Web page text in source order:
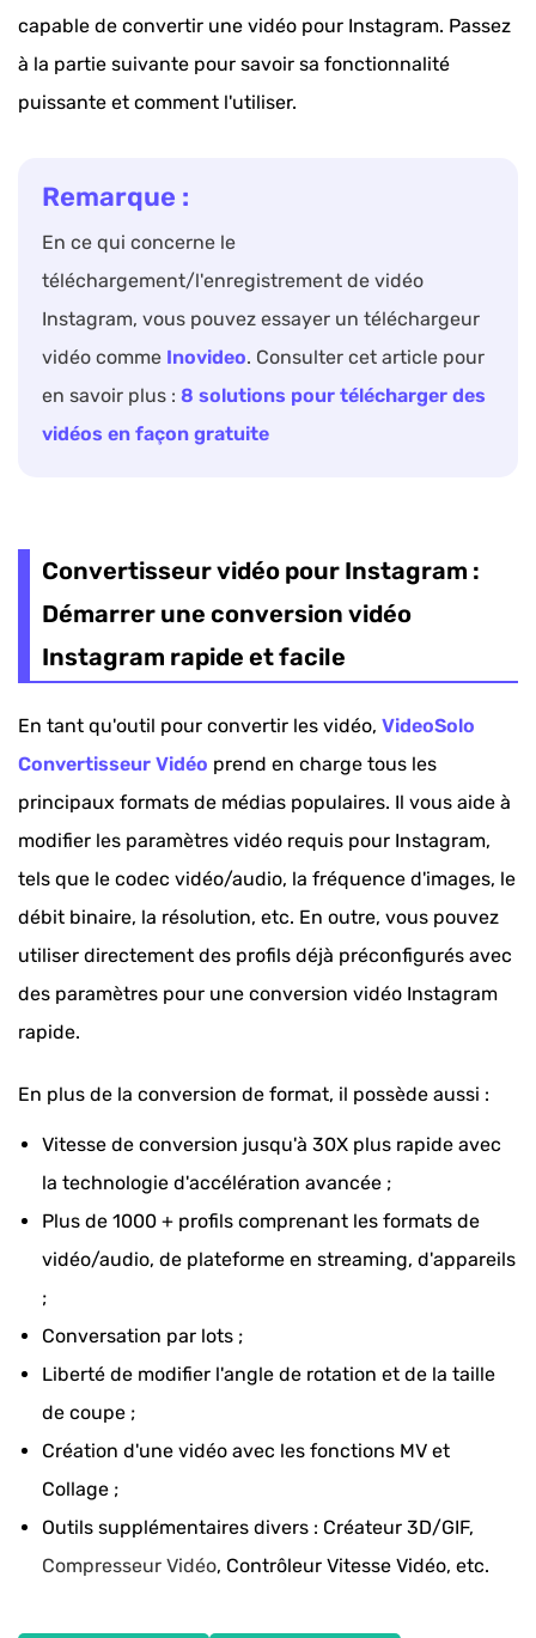
capable de convertir une vidéo pour Instagram. Passez
à la partie suivante pour savoir sa fonctionnalité
puissante et comment l'utiliser.
Remarque :
En ce qui concerne le
téléchargement/l'enregistrement de vidéo
Instagram, vous pouvez essayer un téléchargeur
vidéo comme Inovideo. Consulter cet article pour
en savoir plus : 8 solutions pour télécharger des
vidéos en façon gratuite
Convertisseur vidéo pour Instagram :
Démarrer une conversion vidéo
Instagram rapide et facile
En tant qu'outil pour convertir les vidéo, VideoSolo
Convertisseur Vidéo prend en charge tous les
principaux formats de médias populaires. Il vous aide à
modifier les paramètres vidéo requis pour Instagram,
tels que le codec vidéo/audio, la fréquence d'images, le
débit binaire, la résolution, etc. En outre, vous pouvez
utiliser directement des profils déjà préconfigurés avec
des paramètres pour une conversion vidéo Instagram
rapide.
En plus de la conversion de format, il possède aussi :
Vitesse de conversion jusqu'à 30X plus rapide avec
la technologie d'accélération avancée ;
Plus de 1000 + profils comprenant les formats de
vidéo/audio, de plateforme en streaming, d'appareils
;
Conversation par lots ;
Liberté de modifier l'angle de rotation et de la taille
de coupe ;
Création d'une vidéo avec les fonctions MV et
Collage ;
Outils supplémentaires divers : Créateur 3D/GIF,
Compresseur Vidéo, Contrôleur Vitesse Vidéo, etc.